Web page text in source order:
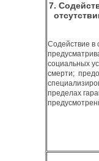
7.
Содействие в
социальных
смерти;
пределах